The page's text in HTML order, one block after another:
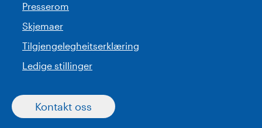
Presserom
Skjemaer
Tilgjengelegheitserklæring
Ledige stillinger
Kontakt oss